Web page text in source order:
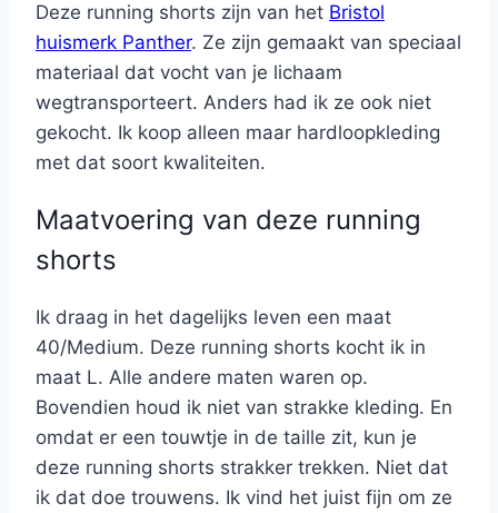
Deze running shorts zijn van het Bristol
huismerk Panther. Ze zijn gemaakt van speciaal
materiaal dat vocht van je lichaam
wegtransporteert. Anders had ik ze ook niet
gekocht. Ik koop alleen maar hardloopkleding
met dat soort kwaliteiten.
Maatvoering van deze running
shorts
Ik draag in het dagelijks leven een maat
40/Medium. Deze running shorts kocht ik in
maat L. Alle andere maten waren op.
Bovendien houd ik niet van strakke kleding. En
omdat er een touwtje in de taille zit, kun je
deze running shorts strakker trekken. Niet dat
ik dat doe trouwens. Ik vind het juist fijn om ze